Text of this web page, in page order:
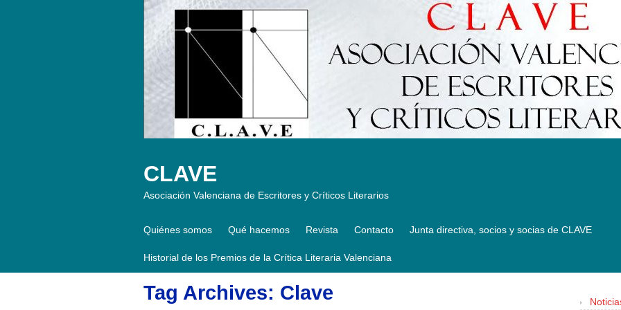
CLAVE
Asociación Valenciana de Escritores y Críticos Literarios
Quiénes somos Qué hacemos Revista Contacto Junta directiva, socios y socias de CLAVE
Historial de los Premios de la Crítica Literaria Valenciana
Tag Archives: Clave